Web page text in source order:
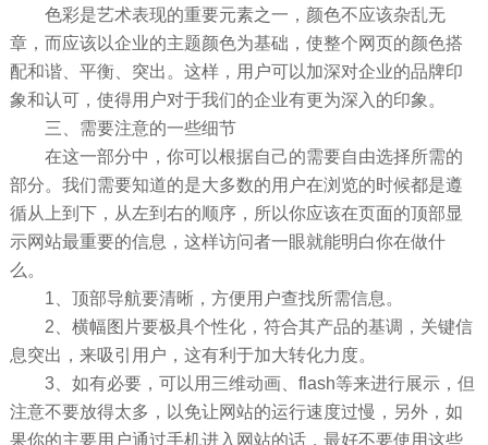
色彩是艺术表现的重要元素之一，颜色不应该杂乱无
章，而应该以企业的主题颜色为基础，使整个网页的颜色搭
配和谐、平衡、突出。这样，用户可以加深对企业的品牌印
象和认可，使得用户对于我们的企业有更为深入的印象。
三、需要注意的一些细节
在这一部分中，你可以根据自己的需要自由选择所需的
部分。我们需要知道的是大多数的用户在浏览的时候都是遵
循从上到下，从左到右的顺序，所以你应该在页面的顶部显
示网站最重要的信息，这样访问者一眼就能明白你在做什
么。
1、顶部导航要清晰，方便用户查找所需信息。
2、横幅图片要极具个性化，符合其产品的基调，关键信
息突出，来吸引用户，这有利于加大转化力度。
3、如有必要，可以用三维动画、flash等来进行展示，但
注意不要放得太多，以免让网站的运行速度过慢，另外，如
果你的主要用户通过手机进入网站的话，最好不要使用这些